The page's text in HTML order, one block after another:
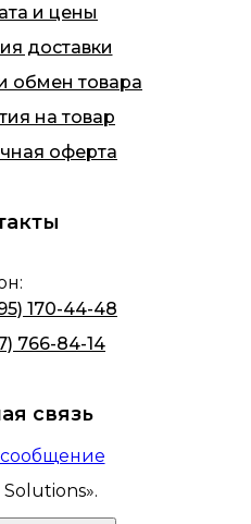
и цены
доставки
обмен товара
на товар
оферта
:
170-44-48
766-84-14
связь
Solutions».